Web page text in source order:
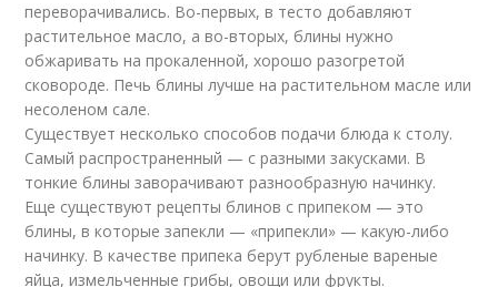
переворачивались. Во-первых, в тесто добавляют
растительное масло, а во-вторых, блины нужно
обжаривать на прокаленной, хорошо разогретой
сковороде. Печь блины лучше на растительном масле или
несоленом сале.
Существует несколько способов подачи блюда к столу.
Самый распространенный — с разными закусками. В
тонкие блины заворачивают разнообразную начинку.
Еще существуют рецепты блинов с припеком — это
блины, в которые запекли — «припекли» — какую-либо
начинку. В качестве припека берут рубленые вареные
яйца, измельченные грибы, овощи или фрукты.